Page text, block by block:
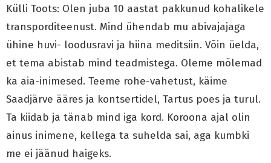
Külli Toots: Olen juba 10 aastat pakkunud kohalikele
transporditeenust. Mind ühendab mu abivajajaga
ühine huvi- loodusravi ja hiina meditsiin. Võin üelda,
et tema abistab mind teadmistega. Oleme mõlemad
ka aia-inimesed. Teeme rohe-vahetust, käime
Saadjärve ääres ja kontsertidel, Tartus poes ja turul.
Ta kiidab ja tänab mind iga kord. Koroona ajal olin
ainus inimene, kellega ta suhelda sai, aga kumbki
me ei jäänud haigeks.